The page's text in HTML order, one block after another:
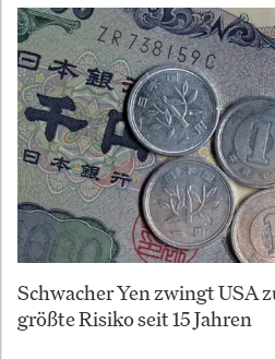
Schwacher Yen zwingt USA
größte Risiko seit 15 Jahren